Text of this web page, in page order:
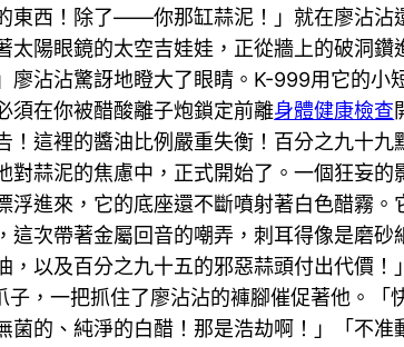
東西！除了——你那缸蒜泥！」就在廖沾沾
陽眼鏡的太空吉娃娃，正從牆上的破洞鑽
沾沾驚訝地瞪大了眼睛。K-999用它的小
須在你被醋酸離子炮鎖定前離身體健康檢查
這裡的醬油比例嚴重失衡！百分之九十九
蒜泥的焦慮中，正式開始了。一個狂妄的
進來，它的底座還不斷噴射著白色醋霧。
次帶著金屬回音的嘲弄，刺耳得像是磨砂
以及百分之九十五的邪惡蒜頭付出代價！
，一把抓住了廖沾沾的褲腳催促著他。「
的、純淨的白醋！那是浩劫啊！」「不准